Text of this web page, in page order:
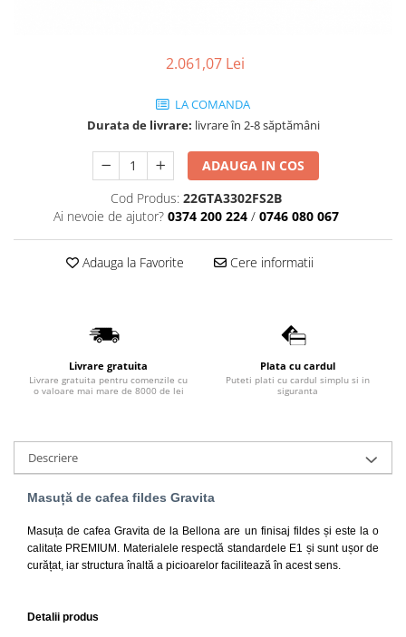
Cazi asimetrice
Cazi freestanding
Paravane pentru cada
Sifoane -sisteme de umplere cazi
Rezervoare pe vas
Clapete de actionare WC
Baterii bucatarie
Lavoare freestanding
Lavoare pe blat
Lavoare sub blat
Lavoare pe mobilier
Lavoare incastrabile
Lavoare suspendate,semipiedestal
Bideuri stative
Villeroy&Boch
2.061,07 Lei
LA COMANDA
Durata de livrare: livrare în 2-8 săptămâni
ADAUGA IN COS
Cod Produs: 22GTA3302FS2B
Ai nevoie de ajutor? 0374 200 224 / 0746 080 067
Adauga la Favorite Cere informatii
Livrare gratuita
Livrare gratuita pentru comenzile cu
o valoare mai mare de 8000 de lei
Plata cu cardul
Puteti plati cu cardul simplu si in
siguranta
Descriere
Masuță de cafea fildes Gravita
Masuța de cafea Gravita de la Bellona are un finisaj fildes și este la o
calitate PREMIUM. Materialele respectă standardele E1 și sunt ușor de
curățat, iar structura înaltă a picioarelor facilitează în acest sens.
Detalii produs